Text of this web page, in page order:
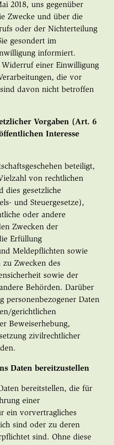
2018, uns gegenüber
Zwecke und über die
oder der Nichterteilung
gesondert im
informiert.
einer Einwilligung
die vor
davon nicht betroffen
Vorgaben (Art. 6
Interesse
beteiligt,
von rechtlichen
dies gesetzliche
und Steuergesetze),
oder andere
Zwecken der
Erfüllung
Meldepflichten sowie
Zwecken des
sowie der
Behörden. Darüber
personenbezogener Daten
gerichtlichen
Beweiserhebung,
zivilrechtlicher
Daten bereitzustellen
bereitstellen, die für
einer
ein vorvertragliches
sind oder zu deren
sind. Ohne diese